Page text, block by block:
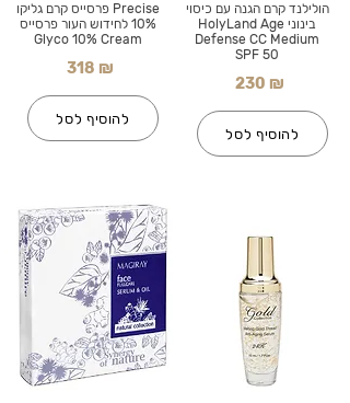
Precise פרסייס קרם גליקו
10% לחידוש העור פרסייס
Glyco 10% Cream
318 ₪
להוסיף לסל
הולילנד קרם הגנה עם כיסוי
בינוני HolyLand Age
Defense CC Medium
SPF 50
230 ₪
להוסיף לסל